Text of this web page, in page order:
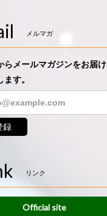
メルマガ
らメールマガジンをお届け
ます。
録
リンク
Official site